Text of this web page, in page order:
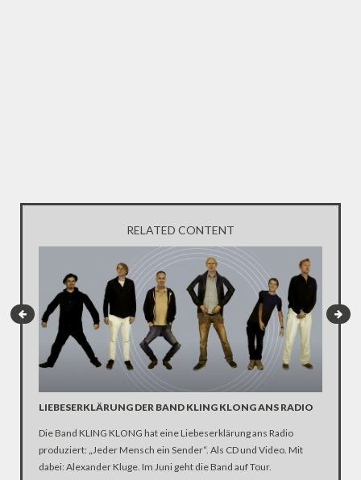
RELATED CONTENT
LIEBESERKLÄRUNG DER BAND KLING KLONG ANS RADIO
Die Band KLING KLONG hat eine Liebeserklärung ans Radio
produziert: „Jeder Mensch ein Sender“. Als CD und Video. Mit
dabei: Alexander Kluge. Im Juni geht die Band auf Tour.